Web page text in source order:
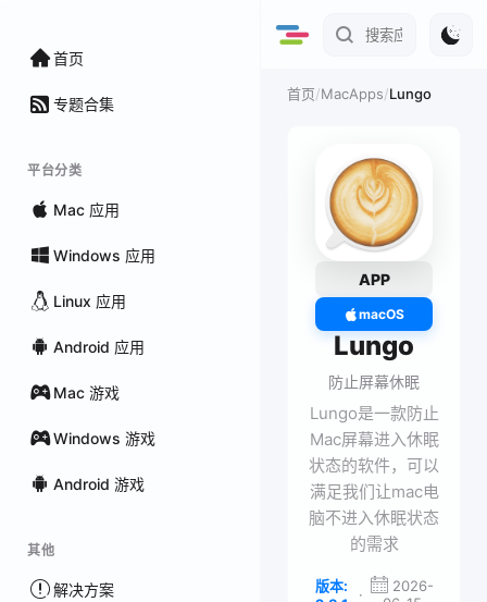
首页
专题合集
平台分类
Mac 应用
Windows 应用
Linux 应用
Android 应用
Mac 游戏
Windows 游戏
Android 游戏
其他
解决方案
首页/MacApps/Lungo
APP
macOS
Lungo
防止屏幕休眠
Lungo是一款防止
Mac屏幕进入休眠
状态的软件，可以
满足我们让mac电
脑不进入休眠状态
的需求
版本:
·
2026-